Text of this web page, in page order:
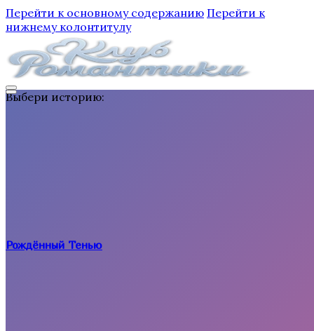
Перейти к основному содержанию Перейти к
нижнему колонтитулу
Выбери историю:
Рождённый Тенью